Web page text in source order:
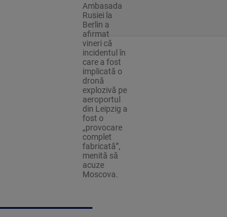
Ambasada
Rusiei la
Berlin a
afirmat
vineri că
incidentul în
care a fost
implicată o
dronă
explozivă pe
aeroportul
din Leipzig a
fost o
„provocare
complet
fabricată”,
menită să
acuze
Moscova.